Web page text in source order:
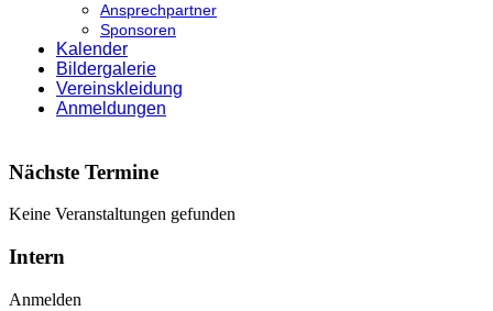
Ansprechpartner
Sponsoren
Kalender
Bildergalerie
Vereinskleidung
Anmeldungen
Nächste Termine
Keine Veranstaltungen gefunden
Intern
Anmelden